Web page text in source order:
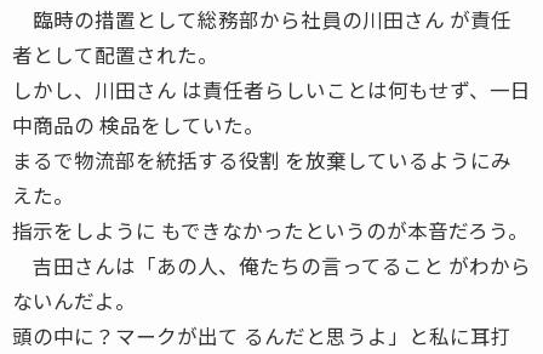
臨時の措置として総務部から社員の川田さん が責任
者として配置された。
しかし、川田さん は責任者らしいことは何もせず、一日
中商品の 検品をしていた。
まるで物流部を統括する役割 を放棄しているようにみ
えた。
指示をしように もできなかったというのが本音だろう。
吉田さんは「あの人、俺たちの言ってること がわから
ないんだよ。
頭の中に？マークが出て るんだと思うよ」と私に耳打